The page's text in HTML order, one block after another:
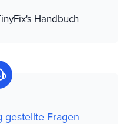
Handbuch
gestellte Fragen